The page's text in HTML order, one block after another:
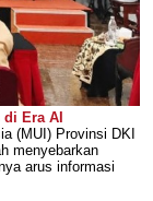
Era AI
(MUI) Provinsi DKI
menyebarkan
arus informasi